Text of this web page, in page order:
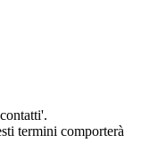
termini comporterà